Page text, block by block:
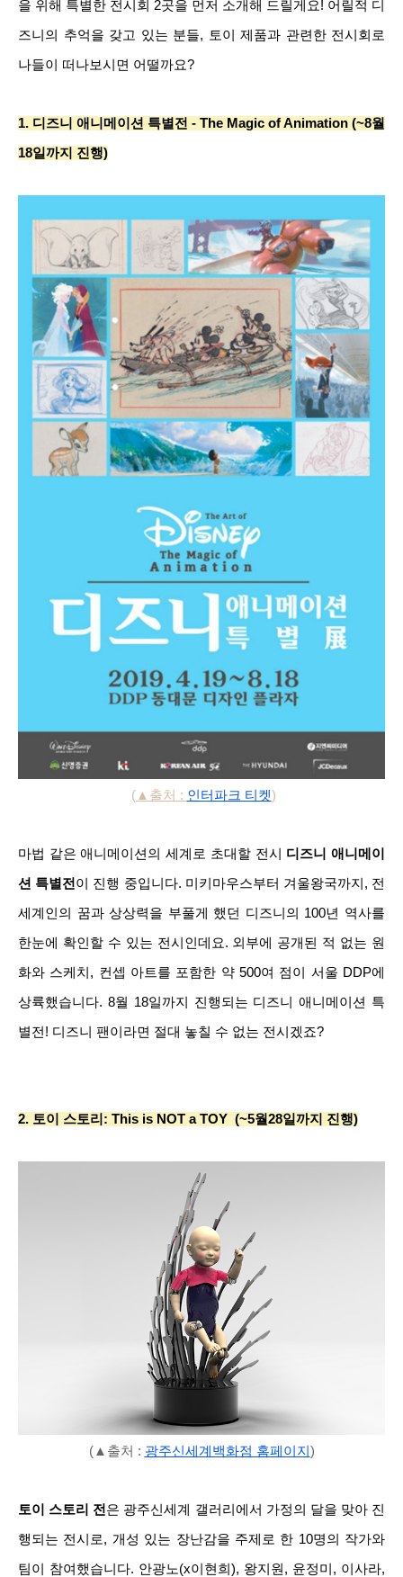
을 위해 특별한 전시회 2곳을 먼저 소개해 드릴게요! 어릴적 디
즈니의 추억을 갖고 있는 분들, 토이 제품과 관련한 전시회로
나들이 떠나보시면 어떨까요?
1. 디즈니 애니메이션 특별전 - The Magic of Animation (~8월
18일까지 진행)
(▲ 출처 : 인터파크 티켓)
마법 같은 애니메이션의 세계로 초대할 전시 디즈니 애니메이
션 특별전이 진행 중입니다. 미키마우스부터 겨울왕국까지, 전
세계인의 꿈과 상상력을 부풀게 했던 디즈니의 100년 역사를
한눈에 확인할 수 있는 전시인데요. 외부에 공개된 적 없는 원
화와 스케치, 컨셉 아트를 포함한 약 500여 점이 서울 DDP에
상륙했습니다. 8월 18일까지 진행되는 디즈니 애니메이션 특
별전! 디즈니 팬이라면 절대 놓칠 수 없는 전시겠죠?
2. 토이 스토리: This is NOT a TOY (~5월28일까지 진행)
(▲출처 : 광주신세계백화점 홈페이지)
토이 스토리 전은 광주신세계 갤러리에서 가정의 달을 맞아 진
행되는 전시로, 개성 있는 장난감을 주제로 한 10명의 작가와
팀이 참여했습니다. 안광노(x이현희), 왕지원, 윤정미, 이사라,